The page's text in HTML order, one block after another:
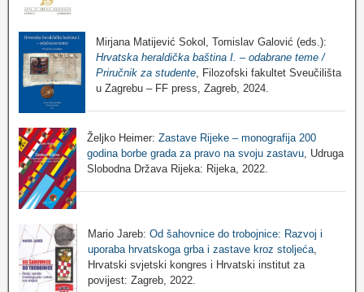
Mirjana Matijević Sokol, Tomislav Galović (eds.):
Hrvatska heraldička baština I. – odabrane teme /
Priručnik za studente, Filozofski fakultet Sveučilišta
u Zagrebu – FF press, Zagreb, 2024.
Željko Heimer: Zastave Rijeke – monografija 200
godina borbe grada za pravo na svoju zastavu, Udruga
Slobodna Država Rijeka: Rijeka, 2022.
Mario Jareb: Od šahovnice do trobojnice: Razvoj i
uporaba hrvatskoga grba i zastave kroz stoljeća,
Hrvatski svjetski kongres i Hrvatski institut za
povijest: Zagreb, 2022.